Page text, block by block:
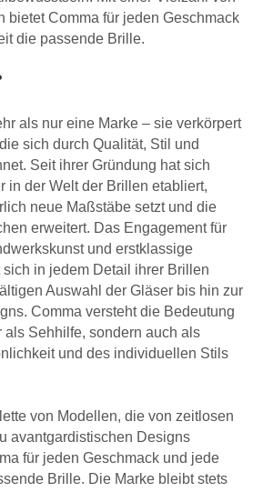
bietet Comma für jeden Geschmack
die passende Brille.
als nur eine Marke – sie verkörpert
sich durch Qualität, Stil und
Seit ihrer Gründung hat sich
in der Welt der Brillen etabliert,
neue Maßstäbe setzt und die
erweitert. Das Engagement für
und erstklassige
in jedem Detail ihrer Brillen
Auswahl der Gläser bis hin zur
Comma versteht die Bedeutung
als Sehhilfe, sondern auch als
und des individuellen Stils
von Modellen, die von zeitlosen
avantgardistischen Designs
für jeden Geschmack und jede
Brille. Die Marke bleibt stets